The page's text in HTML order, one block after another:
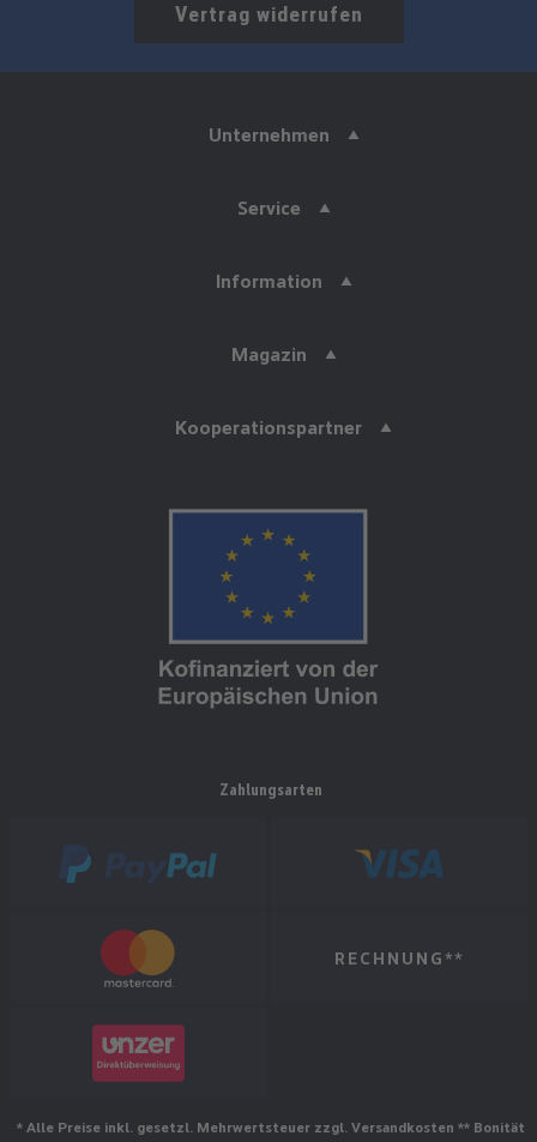
Vertrag widerrufen
Unternehmen
Service
Information
Magazin
Kooperationspartner
Zahlungsarten
RECHNUNG**
* Alle Preise inkl. gesetzl. Mehrwertsteuer zzgl. Versandkosten ** Bonität